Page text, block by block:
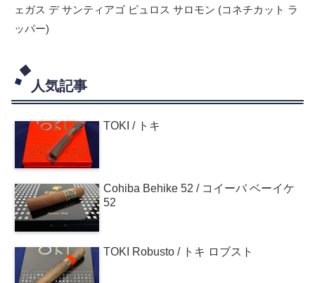
ェガス デ サンティアゴ ピュロス サロモン (コネチカット ラ
ッパー)
人気記事
TOKI / トキ
Cohiba Behike 52 / コイーバ ベーイケ
52
TOKI Robusto / トキ ロブスト